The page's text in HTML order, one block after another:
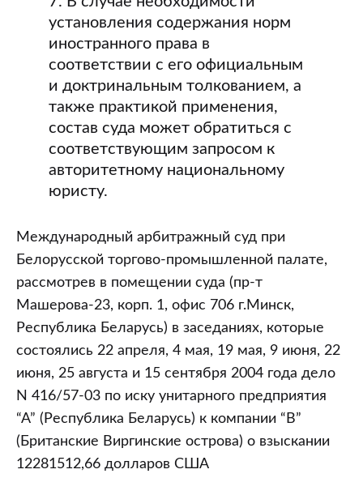
установления содержания норм
иностранного права в
соответствии с его официальным
и доктринальным толкованием, а
также практикой применения,
состав суда может обратиться с
соответствующим запросом к
авторитетному национальному
юристу.
Международный арбитражный суд при
Белорусской торгово-промышленной палате,
рассмотрев в помещении суда (пр-т
Машерова-23, корп. 1, офис 706 г.Минск,
Республика Беларусь) в заседаниях, которые
состоялись 22 апреля, 4 мая, 19 мая, 9 июня, 22
июня, 25 августа и 15 сентября 2004 года дело
N 416/57-03 по иску унитарного предприятия
“А” (Республика Беларусь) к компании “В”
(Британские Виргинские острова) о взыскании
12281512,66 долларов США